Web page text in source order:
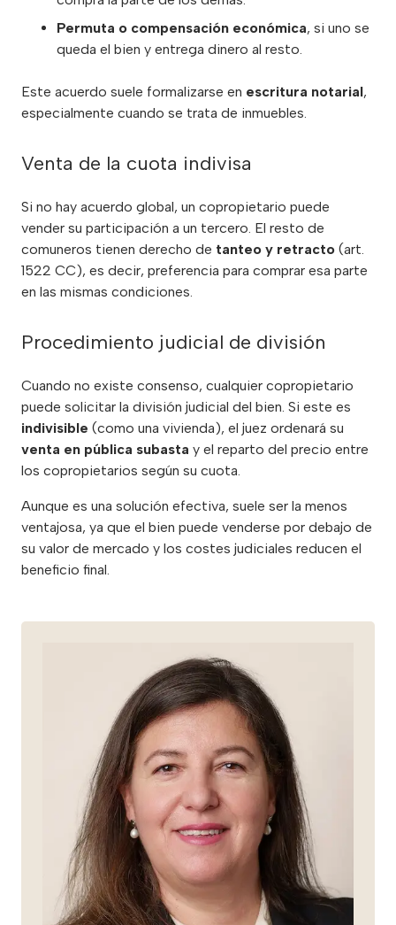
Permuta o compensación económica, si uno se
queda el bien y entrega dinero al resto.
Este acuerdo suele formalizarse en escritura notarial,
especialmente cuando se trata de inmuebles.
Venta de la cuota indivisa
Si no hay acuerdo global, un copropietario puede
vender su participación a un tercero. El resto de
comuneros tienen derecho de tanteo y retracto (art.
1522 CC), es decir, preferencia para comprar esa parte
en las mismas condiciones.
Procedimiento judicial de división
Cuando no existe consenso, cualquier copropietario
puede solicitar la división judicial del bien. Si este es
indivisible (como una vivienda), el juez ordenará su
venta en pública subasta y el reparto del precio entre
los copropietarios según su cuota.
Aunque es una solución efectiva, suele ser la menos
ventajosa, ya que el bien puede venderse por debajo de
su valor de mercado y los costes judiciales reducen el
beneficio final.